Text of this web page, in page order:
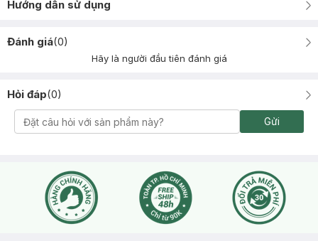
Hướng dẫn sử dụng
Đánh giá(0)
Hãy là người đầu tiên đánh giá
Hỏi đáp(0)
Gửi